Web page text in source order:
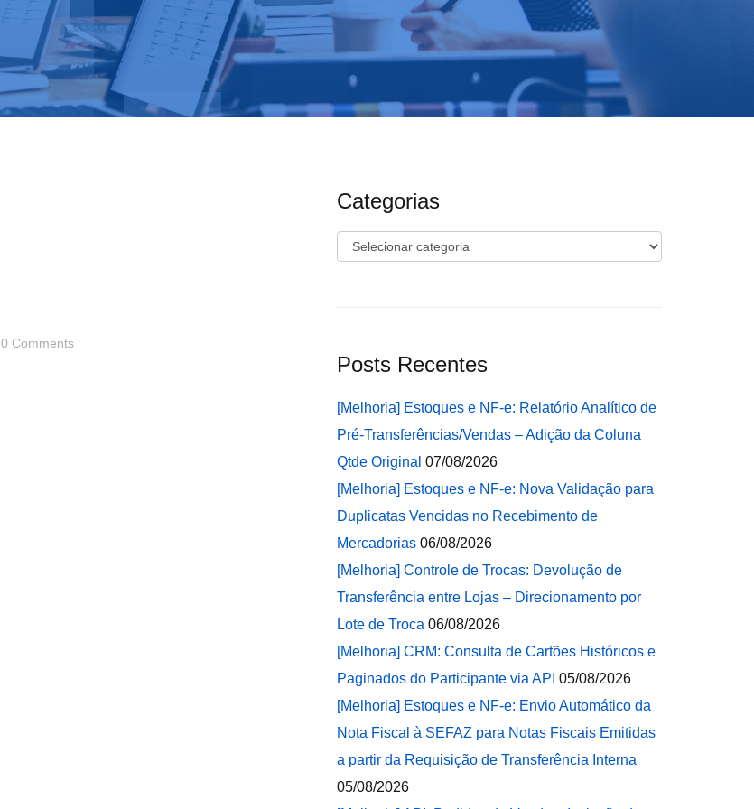
0 Comments
Categorias
Categorias
Posts Recentes
[Melhoria] Estoques e NF-e: Relatório Analítico de
Pré-Transferências/Vendas – Adição da Coluna
Qtde Original 07/08/2026
[Melhoria] Estoques e NF-e: Nova Validação para
Duplicatas Vencidas no Recebimento de
Mercadorias 06/08/2026
[Melhoria] Controle de Trocas: Devolução de
Transferência entre Lojas – Direcionamento por
Lote de Troca 06/08/2026
[Melhoria] CRM: Consulta de Cartões Históricos e
Paginados do Participante via API 05/08/2026
[Melhoria] Estoques e NF-e: Envio Automático da
Nota Fiscal à SEFAZ para Notas Fiscais Emitidas
a partir da Requisição de Transferência Interna
05/08/2026